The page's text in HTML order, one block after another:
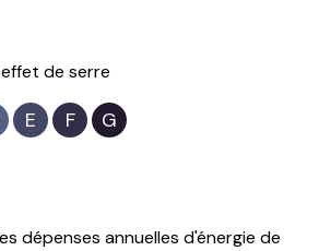
de serre
E F G
dépenses annuelles d'énergie de